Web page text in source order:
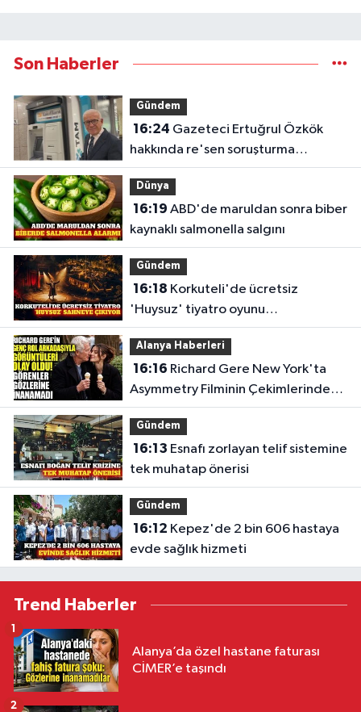
Son Haberler
Gündem
16:24
hakkında re'sen soruşturma
başlatıldı
Dünya
16:19
kaynaklı salmonella salgını
Gündem
16:18
'Huysuz' tiyatro oyunu
sahnelenecek
Alanya Haberleri
16:16
Asymmetry Filminin Çekimlerinde
Görüntülendi
Gündem
16:13
tek muhatap önerisi
Gündem
16:12
evde sağlık hizmeti
Trend Haberler
Alanya’da özel hastane faturası
CİMER’e taşındı
1
2